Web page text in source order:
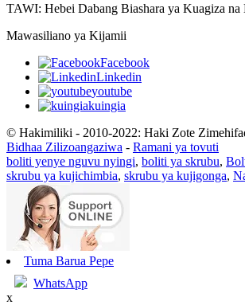
TAWI: Hebei Dabang Biashara ya Kuagiza
Mawasiliano ya Kijamii
Facebook
Linkedin
youtube
kuingia
© Hakimiliki - 2010-2022: Haki Zote
Bidhaa Zilizoangaziwa - Ramani ya tovuti
boliti yenye nguvu nyingi, boliti ya skrubu,
skrubu ya kujichimbia, skrubu ya kujigonga,
Tuma Barua Pepe
WhatsApp
x